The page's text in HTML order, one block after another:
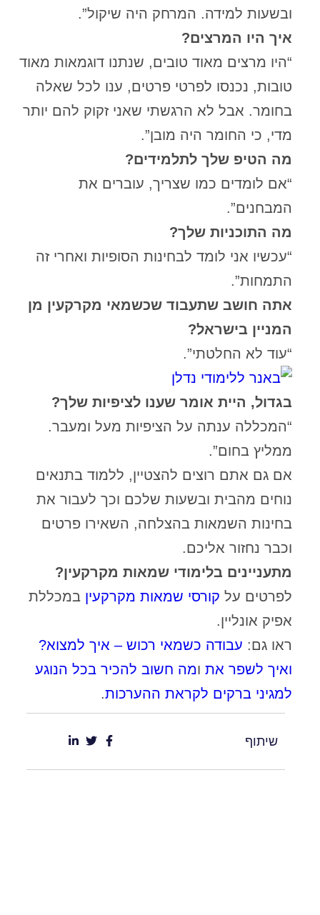
ובשעות למידה. המרחק היה שיקול”.
איך היו המרצים?
“היו מרצים מאוד טובים, שנתנו דוגמאות מאוד
טובות, נכנסו לפרטי פרטים, ענו לכל שאלה
בחומר. אבל לא הרגשתי שאני זקוק להם יותר
מדי, כי החומר היה מובן”.
מה הטיפ שלך לתלמידים?
“אם לומדים כמו שצריך, עוברים את
המבחנים”.
מה התוכניות שלך?
“עכשיו אני לומד לבחינות הסופיות ואחרי זה
התמחות”.
אתה חושב שתעבוד שכשמאי מקרקעין מן
המניין בישראל?
“עוד לא החלטתי”.
בגדול, היית אומר שענו לציפיות שלך?
“המכללה ענתה על הציפיות מעל ומעבר.
ממליץ בחום”.
אם גם אתם רוצים להצטיין, ללמוד בתנאים
נוחים מהבית ובשעות שלכם וכך לעבור את
בחינות השמאות בהצלחה, השאירו פרטים
וכבר נחזור אליכם.
מתעניינים בלימודי שמאות מקרקעין?
לפרטים על קורסי שמאות מקרקעין במכללת
אפיק אונליין.
ראו גם: עבודה כשמאי רכוש – איך למצוא?
ואיך לשפר את ומה חשוב להכיר בכל הנוגע
למגיני ברקים לקראת ההערכות.
שיתוף